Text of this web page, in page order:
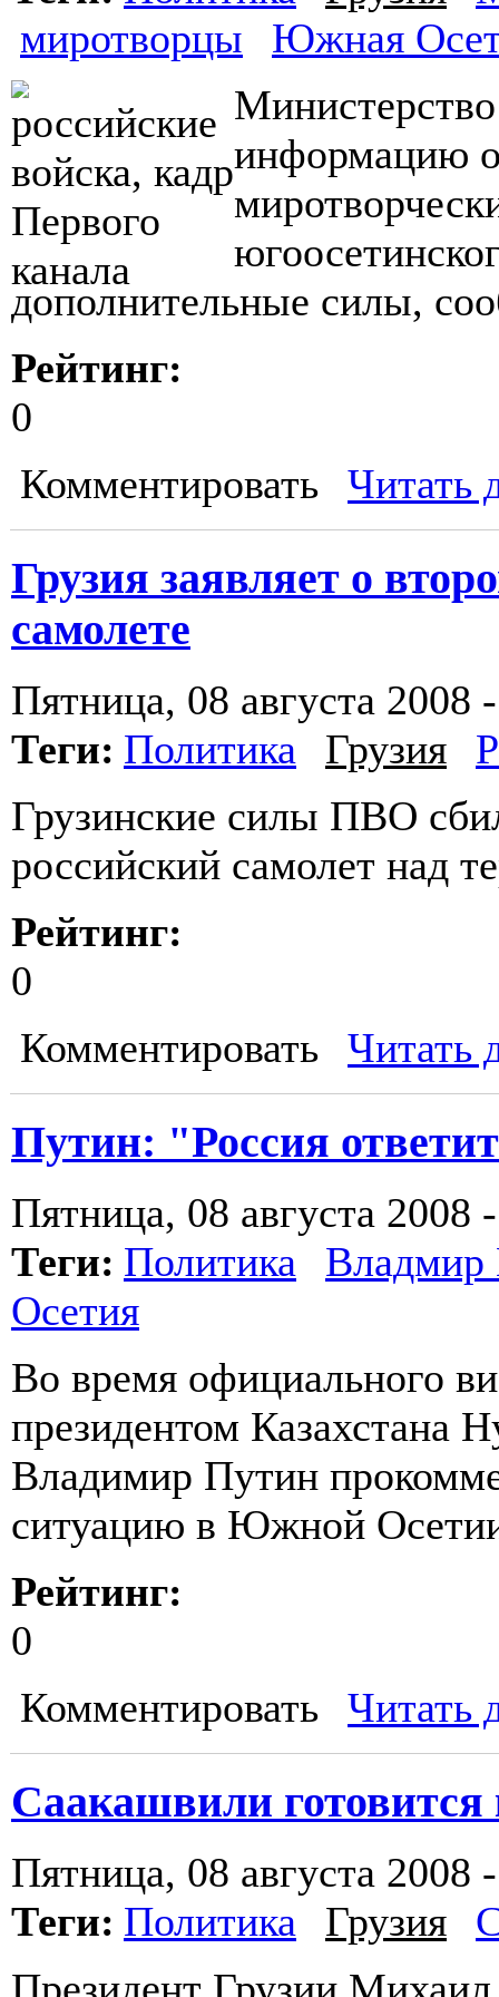
миротворцы
Южная
информацию
дополнительные силы,
Рейтинг:
0
Комментировать
Читать
Грузия заявляет о
самолете
Пятница, 08 августа 2008
Теги: Политика Грузия
Грузинские силы ПВО
российский самолет над
Рейтинг:
0
Комментировать
Читать
Путин: "Россия
Пятница, 08 августа 2008
Теги: Политика
Владмир
Осетия
Во время официального
президентом Казахстана
Владимир Путин
ситуацию в Южной
Рейтинг:
0
Комментировать
Читать
Саакашвили готовится
Пятница, 08 августа 2008
Теги: Политика Грузия